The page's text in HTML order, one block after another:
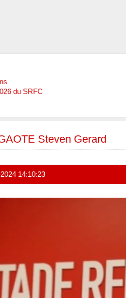
du SRFC
Steven Gerard
14:10:23